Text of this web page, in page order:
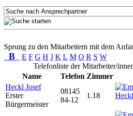
Sprung zu den Mitarbeitern mit dem
B E F G H J K L M O R S W
Telefonliste der Mitarbeiter/
Name
Telefon Zimmer
Heckl Josef
Erster
Bürgermeister
08145
84-12
1.18